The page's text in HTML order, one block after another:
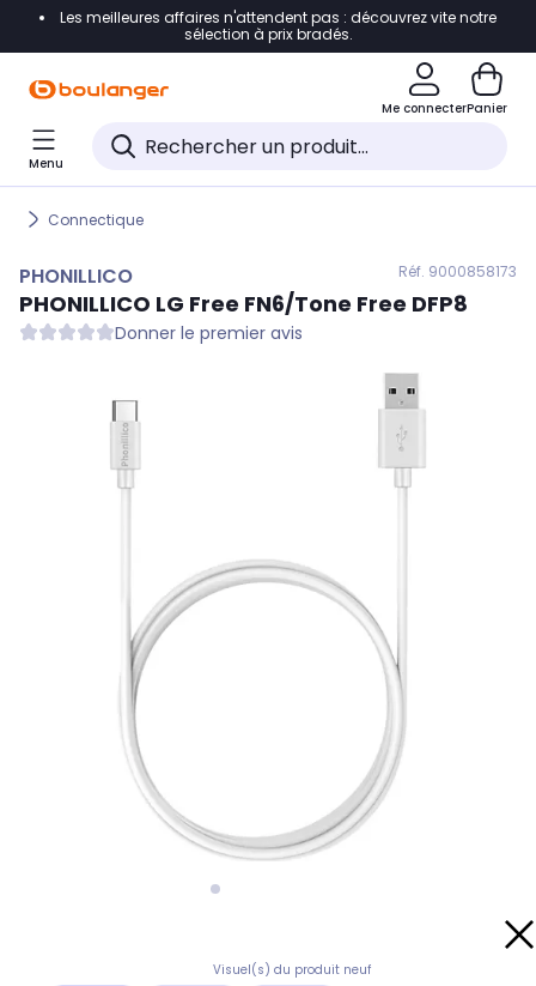
Accéder directement à la navigation
Accéder directement au pied de page
Accéder directement au chatbot
Les meilleures affaires n'attendent pas : découvrez vite notre
sélection à prix bradés.
Me connecterPanier
Menu
Connectique
PHONILLICO Réf. 9000858173
PHONILLICO LG Free FN6/Tone Free DFP8
Donner le premier avis
Visuel(s) du produit neuf